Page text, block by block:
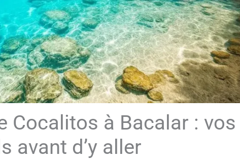
Cocalitos à Bacalar : vos
avant d’y aller